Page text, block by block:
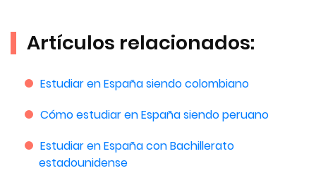
Artículos relacionados:
Estudiar en España siendo colombiano
Cómo estudiar en España siendo peruano
Estudiar en España con Bachillerato
estadounidense